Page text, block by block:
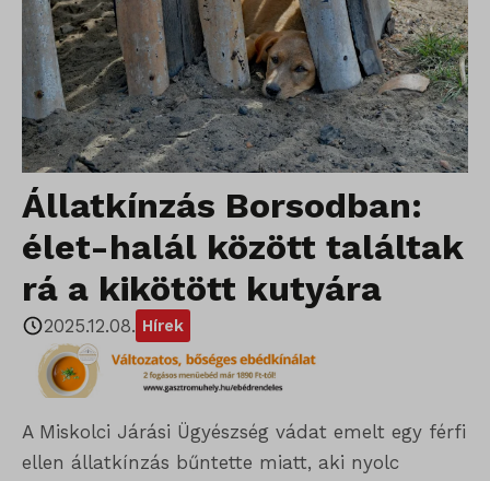
Állatkínzás Borsodban:
élet-halál között találtak
rá a kikötött kutyára
2025.12.08. Hírek
A Miskolci Járási Ügyészség vádat emelt egy férfi
ellen állatkínzás bűntette miatt, aki nyolc